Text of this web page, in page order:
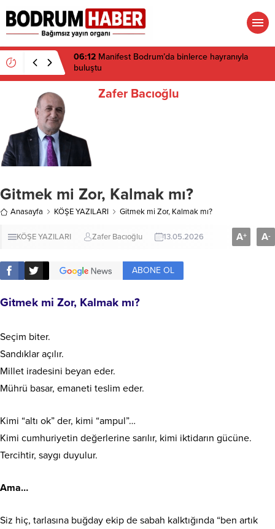
06:12 Manifest Bodrum’da binlerce hayranıyla
buluştu
Zafer Bacıoğlu
Gitmek mi Zor, Kalmak mı?
Anasayfa KÖŞE YAZILARI Gitmek mi Zor, Kalmak mı?
KÖŞE YAZILARI Zafer Bacıoğlu 13.05.2026 A+ A-
ABONE OL
Gitmek mi Zor, Kalmak mı?
​Seçim biter.
Sandıklar açılır.
Millet iradesini beyan eder.
Mührü basar, emaneti teslim eder.
​Kimi “altı ok” der, kimi “ampul”…
Kimi cumhuriyetin değerlerine sarılır, kimi iktidarın gücüne.
Tercihtir, saygı duyulur.
​Ama…
​Siz hiç, tarlasına buğday ekip de sabah kalktığında “ben artık